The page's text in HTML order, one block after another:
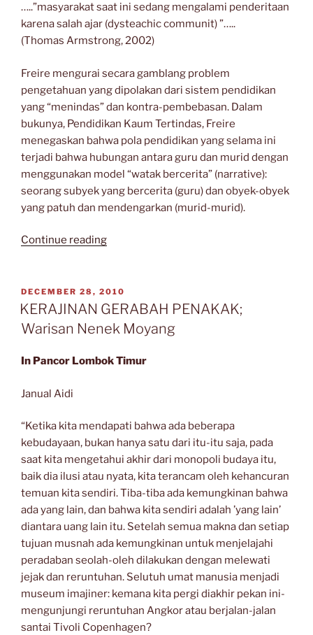
…..”masyarakat saat ini sedang mengalami penderitaan
karena salah ajar (dysteachic communit) ”…..
(Thomas Armstrong, 2002)
Freire mengurai secara gamblang problem
pengetahuan yang dipolakan dari sistem pendidikan
yang “menindas” dan kontra-pembebasan. Dalam
bukunya, Pendidikan Kaum Tertindas, Freire
menegaskan bahwa pola pendidikan yang selama ini
terjadi bahwa hubungan antara guru dan murid dengan
menggunakan model “watak bercerita” (narrative):
seorang subyek yang bercerita (guru) dan obyek-obyek
yang patuh dan mendengarkan (murid-murid).
Continue reading“MENGGUGAT
“BANK””
POSTED
ON
DECEMBER 28, 2010
KERAJINAN GERABAH PENAKAK;
Warisan Nenek Moyang
In Pancor Lombok Timur
Janual Aidi
“Ketika kita mendapati bahwa ada beberapa
kebudayaan, bukan hanya satu dari itu-itu saja, pada
saat kita mengetahui akhir dari monopoli budaya itu,
baik dia ilusi atau nyata, kita terancam oleh kehancuran
temuan kita sendiri. Tiba-tiba ada kemungkinan bahwa
ada yang lain, dan bahwa kita sendiri adalah ’yang lain’
diantara uang lain itu. Setelah semua makna dan setiap
tujuan musnah ada kemungkinan untuk menjelajahi
peradaban seolah-oleh dilakukan dengan melewati
jejak dan reruntuhan. Selutuh umat manusia menjadi
museum imajiner: kemana kita pergi diakhir pekan ini-
mengunjungi reruntuhan Angkor atau berjalan-jalan
santai Tivoli Copenhagen?